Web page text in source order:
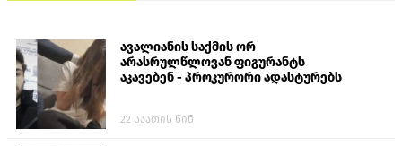
ავალიანის საქმის ორ
არასრულწლოვან ფიგურანტს
აკავებენ - პროკურორი ადასტურებს
22 საათის წინ